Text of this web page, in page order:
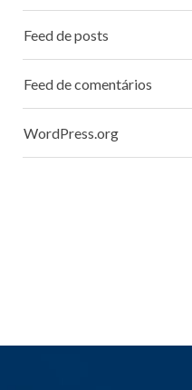
Feed de posts
Feed de comentários
WordPress.org